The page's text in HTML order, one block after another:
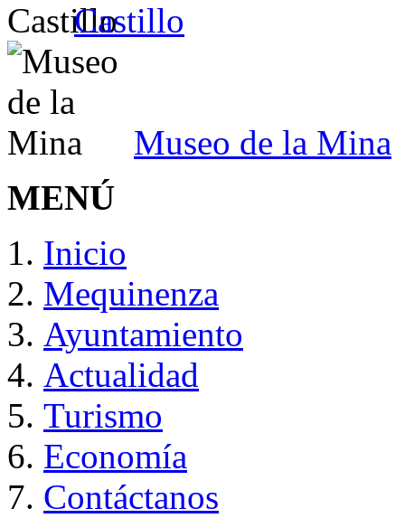
Castillo
Museo de la Mina
MENÚ
Inicio
Mequinenza
Ayuntamiento
Actualidad
Turismo
Economía
Contáctanos